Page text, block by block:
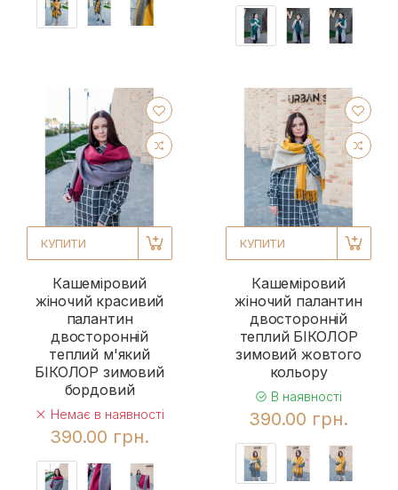
КУПИТИ
Кашеміровий
жіночий красивий
палантин
двосторонній
теплий м'який
БІКОЛОР зимовий
бордовий
Немає в наявності
390.00 грн.
КУПИТИ
Кашеміровий
жіночий палантин
двосторонній
теплий БІКОЛОР
зимовий жовтого
кольору
В наявності
390.00 грн.